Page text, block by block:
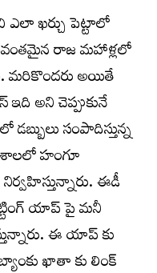
ఎలా ఖర్చు పెట్టాలో
రాజ మహాళ్లలో
మరికొందరు అయితే
ఇది అని చెప్పుకునే
డబ్బులు సంపాదిస్తున్న
హంగూ
ఈడీ
యాప్ పై మనీ
ఈ యాప్ కు
ఖాతా కు లింక్